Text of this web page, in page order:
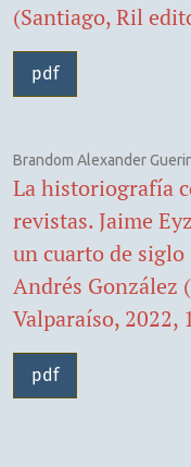
(Santiago, Ril
pdf
Brandom Alexander
La historiografía
revistas. Jaime
un cuarto de
Andrés González
Valparaíso, 2022,
pdf